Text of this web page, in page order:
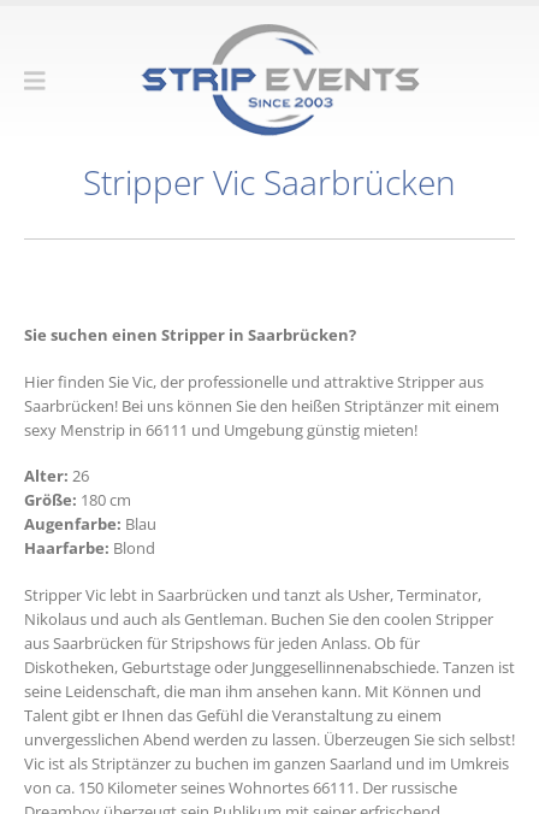
Stripper Vic Saarbrücken
Sie suchen einen Stripper in Saarbrücken?
Hier finden Sie Vic, der professionelle und attraktive Stripper aus
Saarbrücken! Bei uns können Sie den heißen Striptänzer mit einem
sexy Menstrip in 66111 und Umgebung günstig mieten!
Alter: 26
Größe: 180 cm
Augenfarbe: Blau
Haarfarbe: Blond
Stripper Vic lebt in Saarbrücken und tanzt als Usher, Terminator,
Nikolaus und auch als Gentleman. Buchen Sie den coolen Stripper
aus Saarbrücken für Stripshows für jeden Anlass. Ob für
Diskotheken, Geburtstage oder Junggesellinnenabschiede. Tanzen ist
seine Leidenschaft, die man ihm ansehen kann. Mit Können und
Talent gibt er Ihnen das Gefühl die Veranstaltung zu einem
unvergesslichen Abend werden zu lassen. Überzeugen Sie sich selbst!
Vic ist als Striptänzer zu buchen im ganzen Saarland und im Umkreis
von ca. 150 Kilometer seines Wohnortes 66111. Der russische